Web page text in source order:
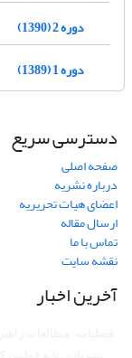
دوره 2 (1390)
دوره 1 (1389)
دسترسی سریع
صفحه اصلی
درباره نشریه
اعضای هیات تحریریه
ارسال مقاله
تماس با ما
نقشه سایت
آخرین اخبار